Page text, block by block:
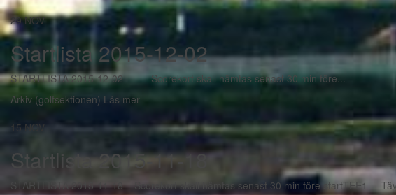
29NOV
Startlista 2015-12-02
STARTLISTA 2015-12-02 Scorekort skall hämtas senast 30 min före...
Arkiv (golfsektionen) Läs mer
15 NOV
Startlista 2015-11-18
STARTLISTA 2015-11-18 Scorekort skall hämtas senast 30 min före startTEE1